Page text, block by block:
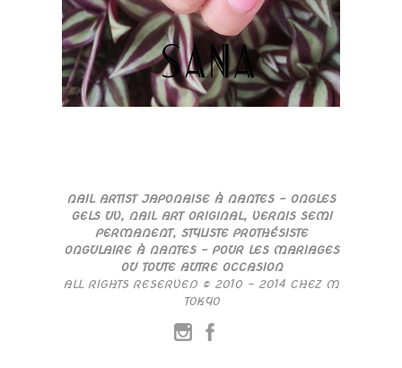
NAIL ARTIST JAPONAISE À NANTES – ONGLES
GELS UV, NAIL ART ORIGINAL, VERNIS SEMI
PERMANENT, STYLISTE PROTHÉSISTE
ONGULAIRE À NANTES – POUR LES MARIAGES
OU TOUTE AUTRE OCCASION
ALL RIGHTS RESERVED © 2010 – 2014 CHEZ M
TOKYO